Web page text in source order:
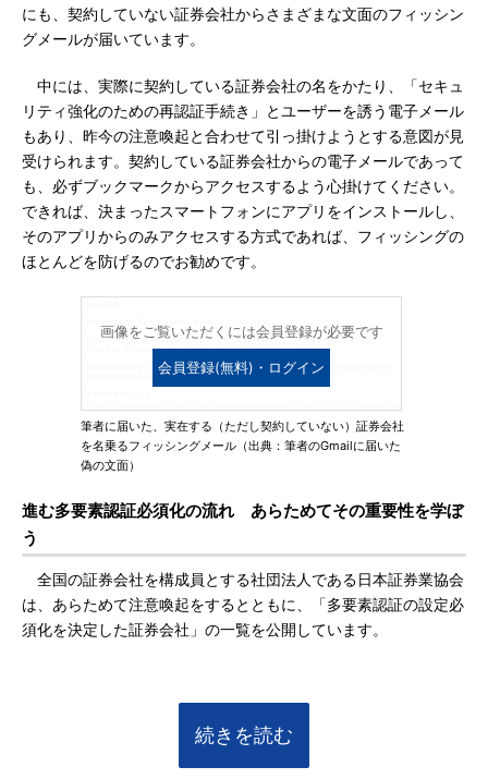
にも、契約していない証券会社からさまざまな文面のフィッシン
グメールが届いています。
中には、実際に契約している証券会社の名をかたり、「セキュ
リティ強化のための再認証手続き」とユーザーを誘う電子メール
もあり、昨今の注意喚起と合わせて引っ掛けようとする意図が見
受けられます。契約している証券会社からの電子メールであって
も、必ずブックマークからアクセスするよう心掛けてください。
できれば、決まったスマートフォンにアプリをインストールし、
そのアプリからのみアクセスする方式であれば、フィッシングの
ほとんどを防げるのでお勧めです。
画像をご覧いただくには会員登録が必要です
会員登録(無料)・ログイン
筆者に届いた、実在する（ただし契約していない）証券会社
を名乗るフィッシングメール（出典：筆者のGmailに届いた
偽の文面）
進む多要素認証必須化の流れ あらためてその重要性を学ぼ
う
全国の証券会社を構成員とする社団法人である日本証券業協会
は、あらためて注意喚起をするとともに、「多要素認証の設定必
須化を決定した証券会社」の一覧を公開しています。
続きを読む